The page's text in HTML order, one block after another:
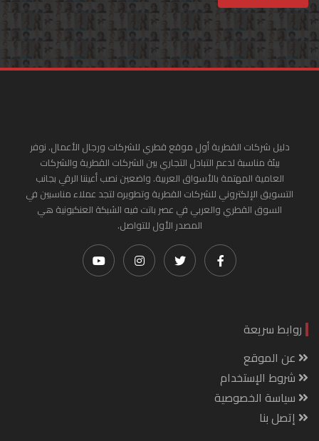
دليل شركات القطرية أول موقع قطري للشركات ورجال الأعمال. نوفر
بيئة مناسبة لدعم التبادل التجاري بين الشركات القطرية والشركات
العامية المهتمة بالأسواق العربية. واضعين نصب أعيننا الرقي بجانب
التسويق الإلكتروني للشركات القطرية وتطويره لتجد عملاء مناسبين في
السوق القطري والعربي في عصر باتت فيه الشبكة العنكبونية هي
المصدر الأول للتواصل.
روابط سريعة
عن الموقع
شروط الإستخدام
سياسة الخصوصية
إتصل بنا